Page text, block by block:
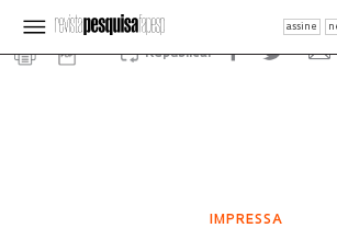
assine
Republicar
IMPRESSA